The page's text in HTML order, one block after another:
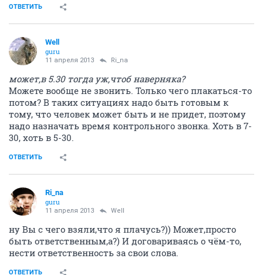
ОТВЕТИТЬ
Well
guru
11 апреля 2013 Ri_na
может,в 5.30 тогда уж,чтоб наверняка?
Можете вообще не звонить. Только чего плакаться-то
потом? В таких ситуациях надо быть готовым к
тому, что человек может быть и не придет, поэтому
надо назначать время контрольного звонка. Хоть в 7-
30, хоть в 5-30.
ОТВЕТИТЬ
Ri_na
guru
11 апреля 2013 Well
ну Вы с чего взяли,что я плачусь?)) Может,просто
быть ответственным,а?) И договариваясь о чём-то,
нести ответственность за свои слова.
ОТВЕТИТЬ